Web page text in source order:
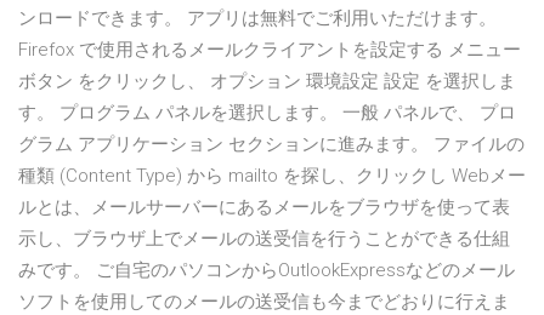
ンロードできます。 アプリは無料でご利用いただけます。
Firefox で使用されるメールクライアントを設定する メニュー
ボタン をクリックし、 オプション 環境設定 設定 を選択しま
す。 プログラム パネルを選択します。 一般 パネルで、 プロ
グラム アプリケーション セクションに進みます。 ファイルの
種類 (Content Type) から mailto を探し、クリックし Webメー
ルとは、メールサーバーにあるメールをブラウザを使って表
示し、ブラウザ上でメールの送受信を行うことができる仕組
みです。 ご自宅のパソコンからOutlookExpressなどのメール
ソフトを使用してのメールの送受信も今までどおりに行えま